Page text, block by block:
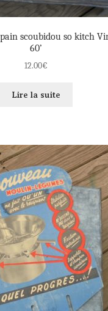
pain scoubidou so kitch
60’
12.00€
Lire la suite